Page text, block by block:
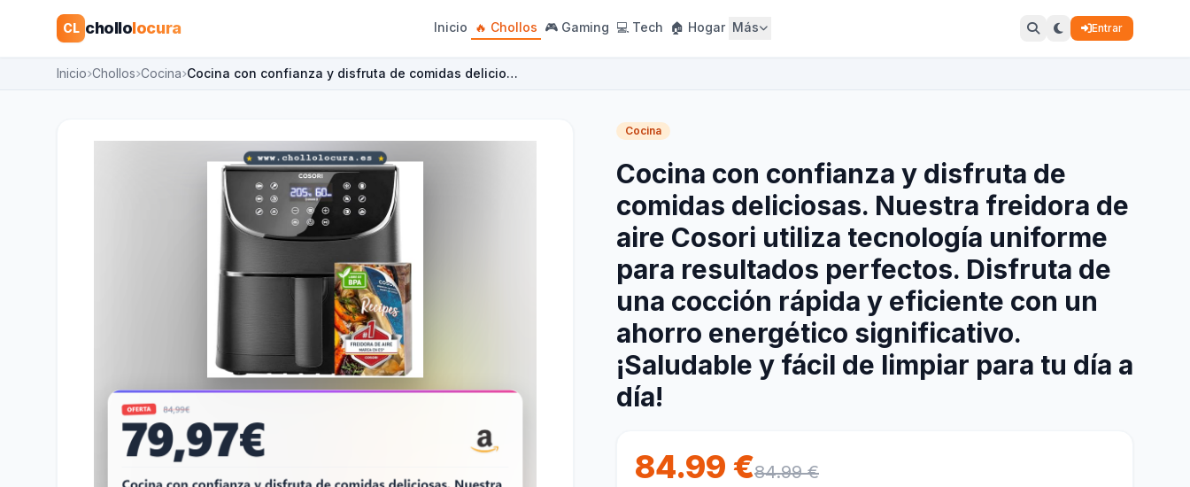
CL chollolocura Inicio 🔥 Chollos 🎮 Gaming 💻 Tech 🏠 Hogar Más Entrar
Inicio Chollos Cocina Cocina con confianza y disfruta de comidas delicio…
Cocina
Cocina con confianza y disfruta de
comidas deliciosas. Nuestra freidora de
aire Cosori utiliza tecnología uniforme
para resultados perfectos. Disfruta de
una cocción rápida y eficiente con un
ahorro energético significativo.
¡Saludable y fácil de limpiar para tu día a
día!
84.99 €84.99 €